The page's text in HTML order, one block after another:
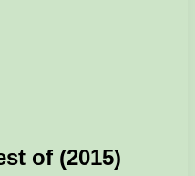
of (2015)